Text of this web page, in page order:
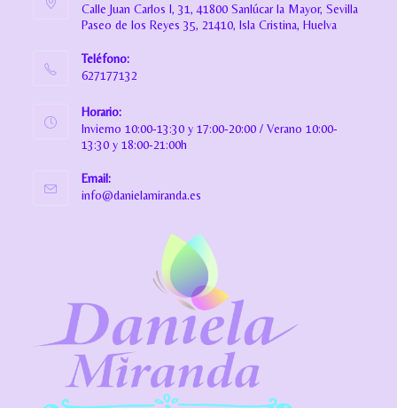
Calle Juan Carlos I, 31, 41800 Sanlúcar la Mayor, Sevilla
Paseo de los Reyes 35, 21410, Isla Cristina, Huelva
Teléfono:
627177132
Horario:
Invierno 10:00-13:30 y 17:00-20:00 / Verano 10:00-
13:30 y 18:00-21:00h
Email:
info@danielamiranda.es